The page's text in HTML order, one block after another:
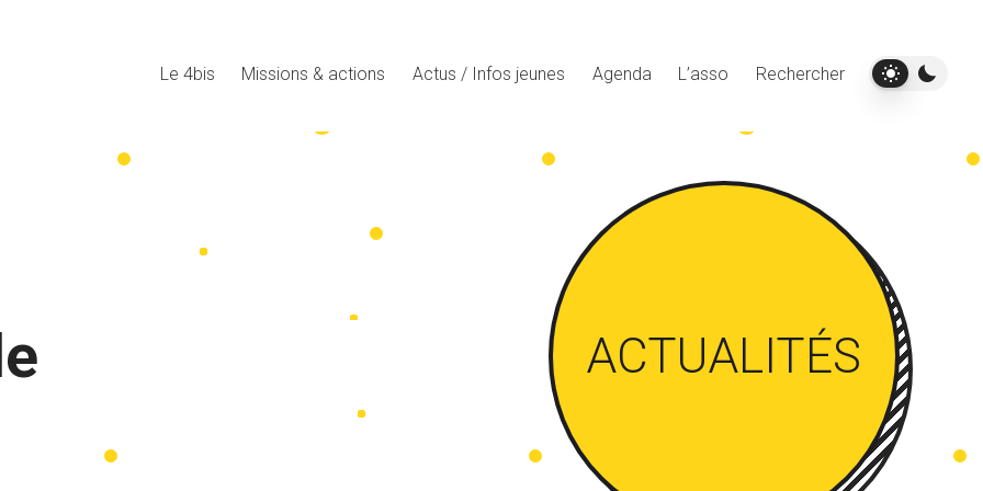
Le 4bis Missions & actions Actus / Infos jeunes Agenda L’asso Rechercher
ACTUALITÉS